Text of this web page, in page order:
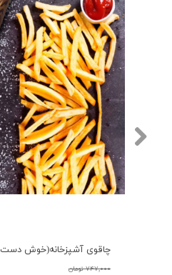
۷۴۷,۰۰۰ تومان